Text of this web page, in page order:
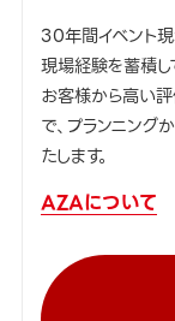
30年間イベント
現場経験を蓄積し
お客様から高い
で、プランニング
たします。
AZAについて